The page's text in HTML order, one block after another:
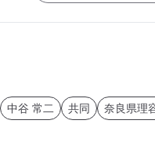
中谷 常二 共同 奈良県理